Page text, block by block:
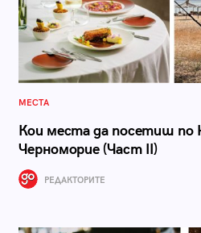
МЕСТА
Кои места да посетиш
Черноморие (Част II)
РЕДАКТОРИТЕ